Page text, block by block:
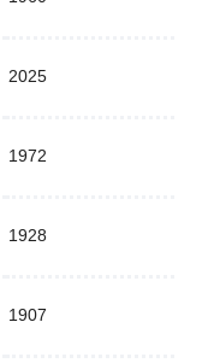
2025
1972
1928
1907